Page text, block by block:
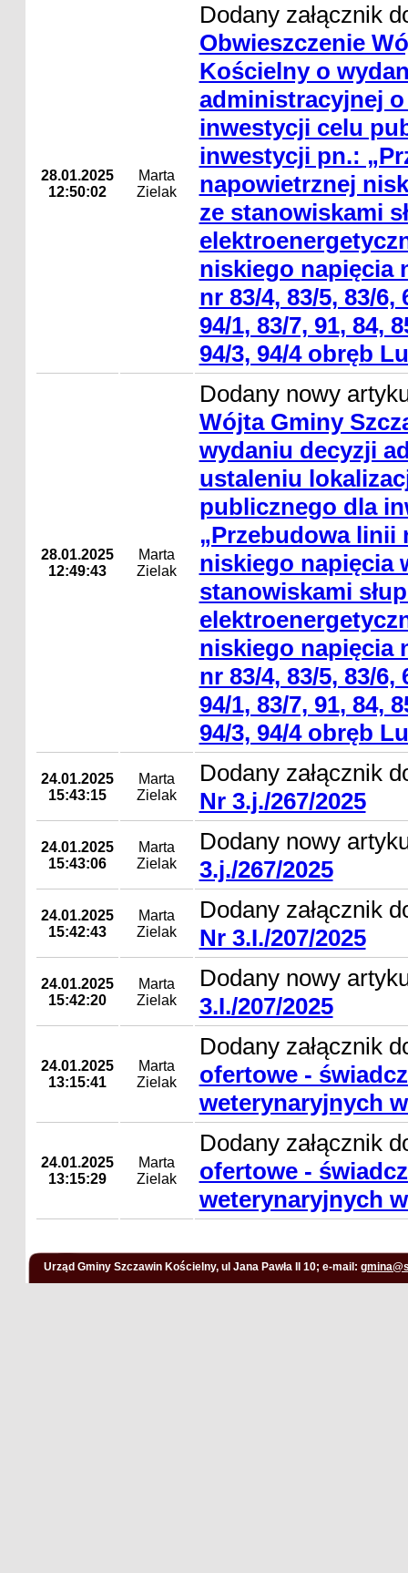
28.01.2025
12:50:02
Marta
Zielak
Dodany załącznik
Obwieszczenie
Kościelny o
administracyjnej
inwestycji celu
inwestycji pn.:
napowietrznej
ze stanowiskami
niskiego napięcia
nr 83/4, 83/5, 83/6,
94/1, 83/7, 91, 84,
94/3, 94/4 obręb
28.01.2025
12:49:43
Marta
Zielak
Dodany nowy
Wójta Gminy
wydaniu decyzji
ustaleniu
publicznego dla
„Przebudowa linii
niskiego napięcia
stanowiskami
niskiego napięcia
nr 83/4, 83/5, 83/6,
94/1, 83/7, 91, 84,
94/3, 94/4 obręb
24.01.2025
15:43:15
Marta
Zielak
Dodany załącznik
Nr 3.j./267/2025
24.01.2025
15:43:06
Marta
Zielak
Dodany nowy
3.j./267/2025
24.01.2025
15:42:43
Marta
Zielak
Dodany załącznik
Nr 3.I./207/2025
24.01.2025
15:42:20
Marta
Zielak
Dodany nowy
3.I./207/2025
24.01.2025
13:15:41
Marta
Zielak
Dodany załącznik
ofertowe -
weterynaryjnych
24.01.2025
13:15:29
Marta
Zielak
Dodany załącznik
ofertowe -
weterynaryjnych
Urząd Gminy Szczawin Kościelny, ul Jana Pawła II 10; e-mail: